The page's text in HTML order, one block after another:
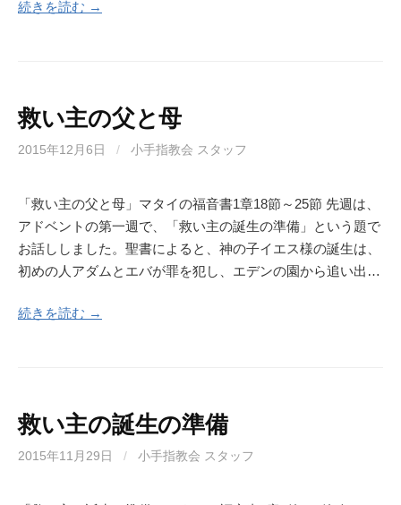
続きを読む →
救い主の父と母
2015年12月6日 / 小手指教会 スタッフ
「救い主の父と母」マタイの福音書1章18節～25節 先週は、
アドベントの第一週で、「救い主の誕生の準備」という題で
お話ししました。聖書によると、神の子イエス様の誕生は、
初めの人アダムとエバが罪を犯し、エデンの園から追い出…
続きを読む →
救い主の誕生の準備
2015年11月29日 / 小手指教会 スタッフ